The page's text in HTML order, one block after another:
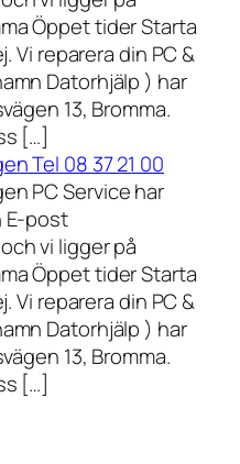
Öppet tider Starta
Vi reparera din PC &
Datorhjälp ) har
13, Bromma.
[…]
Tel 08 37 21 00
PC Service har
E-post
vi ligger på
Öppet tider Starta
Vi reparera din PC &
Datorhjälp ) har
13, Bromma.
[…]